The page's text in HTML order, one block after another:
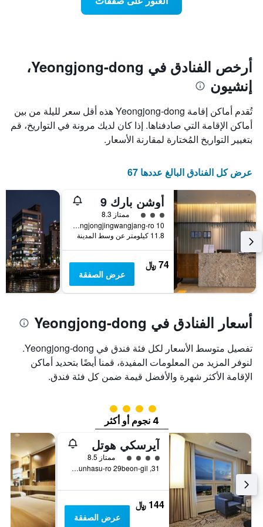
المخطط
1
محور
Y
الذي
يعرض
متوسط
سعر
عطلة
هذا
الأسبوع
خلال
آخر
أيام
محور
X
الذي
يعرض
عدد
الأيام
قبل
المخطط
محور
Y
الذي
متوسط
سعر
غرفة
أرخص الفنادق في Yeongjong-dong،
إنشيون
تُقدم أماكن إقامة Yeongjong-dong هذه أقل سعر لليلة من بين
أماكن الإقامة التي صادفناها. إذا كان لديك مرونة في التواريخ، قم
بتغيير التواريخ المُختارة لمقارنة الأسعار.
عرض كل الفنادق البالغ عددها 67
أوشن بارك 9
تقييم فئة 3ممتاز 8.3
10 Yeongjongjingwangjang-ro, إنشيون, كوريا الجنوبية
11.8 كيلومتر عن وسط المدينة
74 ﷼
عرض الصفقة
أسعار الفنادق في Yeongjong-dong
تفصيل متوسط الأسعار لكل فئة فندق في Yeongjong-dong.
لنوفر المزيد من المعلومات المفيدة، قمنا أيضًا بتحديد أماكن
الإقامة الأكثر شهرة والأفضل قيمة ضمن كل فئة فندق.
تقييم فئة 4
4 نجوم أو أكثر
آيرسكي هوتل
تقييم فئة 4
ممتاز 8.5
31, Eunhasu-ro 29beon-gil, إنشيون, كوريا الجنوبية
144 ﷼
عرض الصفقة